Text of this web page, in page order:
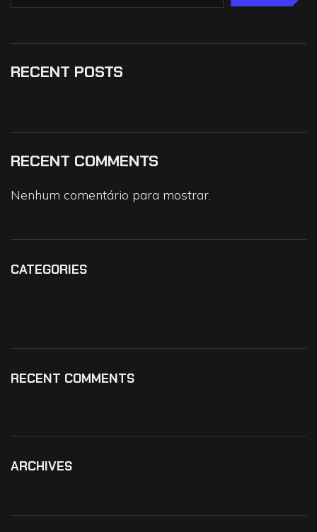
RECENT POSTS
RECENT COMMENTS
Nenhum comentário para mostrar.
CATEGORIES
RECENT COMMENTS
ARCHIVES